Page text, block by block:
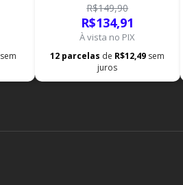
sem
R$149,90
R$134,91
À vista no PIX
12 parcelas de R$12,49 sem
juros